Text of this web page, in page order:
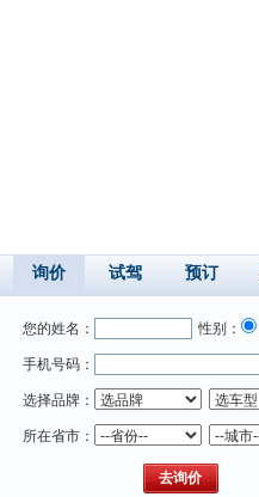
询价 试驾 预订
您的姓名： 性别：
手机号码：
选择品牌：
所在省市：